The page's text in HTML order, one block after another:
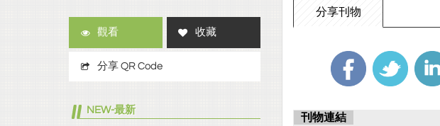
分享刊物
刊物連結
觀看 收藏
分享 QR Code
NEW-最新